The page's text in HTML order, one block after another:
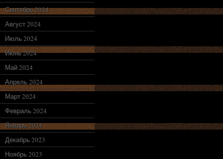
Сентябрь 2024
Август 2024
Июль 2024
Июнь 2024
Май 2024
Апрель 2024
Март 2024
Февраль 2024
Январь 2024
Декабрь 2023
Ноябрь 2023